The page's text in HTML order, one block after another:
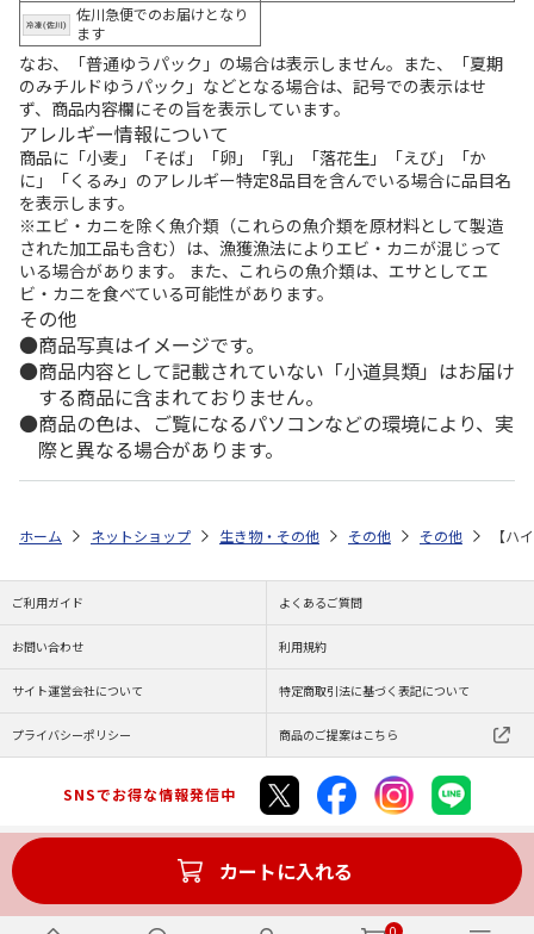
佐川急便でのお届けとなり
ます
なお、「普通ゆうパック」の場合は表示しません。また、「夏期
のみチルドゆうパック」などとなる場合は、記号での表示はせ
ず、商品内容欄にその旨を表示しています。
アレルギー情報について
商品に「小麦」「そば」「卵」「乳」「落花生」「えび」「か
に」「くるみ」のアレルギー特定8品目を含んでいる場合に品目名
を表示します。
※エビ・カニを除く魚介類（これらの魚介類を原材料として製造
された加工品も含む）は、漁獲漁法によりエビ・カニが混じって
いる場合があります。 また、これらの魚介類は、エサとしてエ
ビ・カニを食べている可能性があります。
その他
商品写真はイメージです。
商品内容として記載されていない「小道具類」はお届け
する商品に含まれておりません。
商品の色は、ご覧になるパソコンなどの環境により、実
際と異なる場合があります。
カートに入れる
ホーム ネットショップ 生き物・その他 その他 その他 【ハ
ご利用ガイド よくあるご質問
お問い合わせ 利用規約
サイト運営会社について 特定商取引法に基づく表記について
プライバシーポリシー 商品のご提案はこちら
SNSでお得な情報発信中